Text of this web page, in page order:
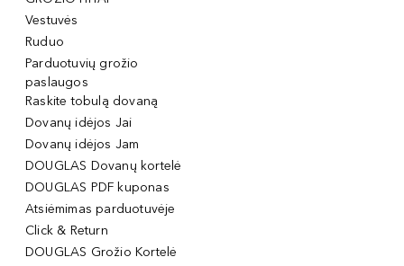
Vestuvės
Ruduo
Parduotuvių grožio
paslaugos
Raskite tobulą dovaną
Dovanų idėjos Jai
Dovanų idėjos Jam
DOUGLAS Dovanų kortelė
DOUGLAS PDF kuponas
Atsiėmimas parduotuvėje
Click & Return
DOUGLAS Grožio Kortelė